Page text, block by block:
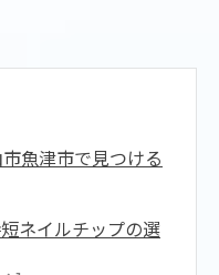
魚津市で見つける
ネイルチップの選